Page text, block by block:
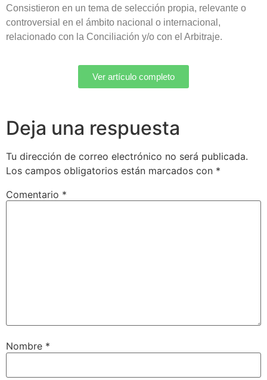
Consistieron en un tema de selección propia, relevante o
controversial en el ámbito nacional o internacional,
relacionado con la Conciliación y/o con el Arbitraje.
Ver artículo completo
Deja una respuesta
Tu dirección de correo electrónico no será publicada.
Los campos obligatorios están marcados con *
Comentario *
Nombre *